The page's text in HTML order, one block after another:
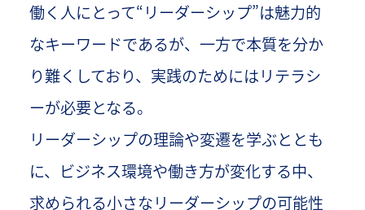
働く人にとって“リーダーシップ”は魅力的
なキーワードであるが、一方で本質を分か
り難くしており、実践のためにはリテラシ
ーが必要となる。
リーダーシップの理論や変遷を学ぶととも
に、ビジネス環境や働き方が変化する中、
求められる小さなリーダーシップの可能性